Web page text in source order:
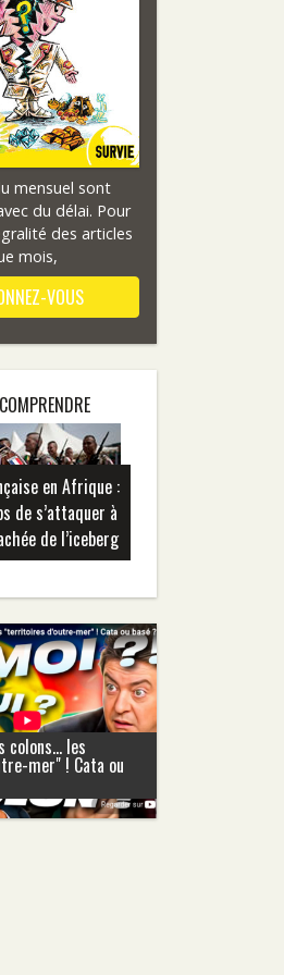
mensuel sont
du délai. Pour
des articles
mois,
VOUS
en Afrique :
de s’attaquer à
de l’iceberg
colons... les
mer" ! Cata ou